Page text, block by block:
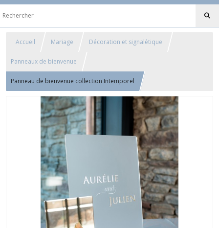
Accueil Mariage Décoration et signalétique
Panneaux de bienvenue
Panneau de bienvenue collection Intemporel